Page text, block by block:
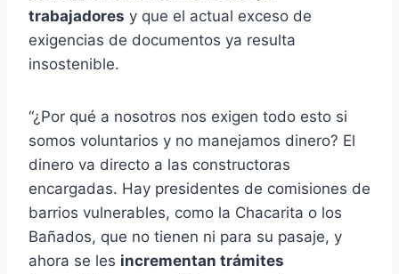
trabajadores y que el actual exceso de
exigencias de documentos ya resulta
insostenible.
“¿Por qué a nosotros nos exigen todo esto si
somos voluntarios y no manejamos dinero? El
dinero va directo a las constructoras
encargadas. Hay presidentes de comisiones de
barrios vulnerables, como la Chacarita o los
Bañados, que no tienen ni para su pasaje, y
ahora se les incrementan trámites